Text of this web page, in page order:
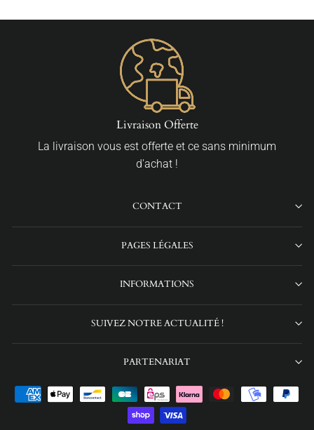
Livraison Offerte
La livraison vous est offerte et ce sans minimum
d'achat !
CONTACT
PAGES LÉGALES
INFORMATIONS
SUIVEZ NOTRE ACTUALITÉ !
PARTENARIAT